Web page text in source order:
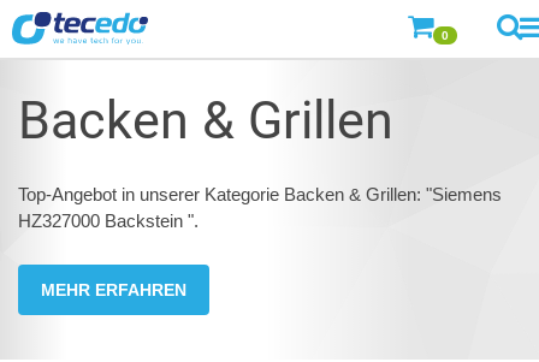
0
Backen & Grillen
Top-Angebot in unserer Kategorie Backen & Grillen: "Siemens
HZ327000 Backstein ".
MEHR ERFAHREN